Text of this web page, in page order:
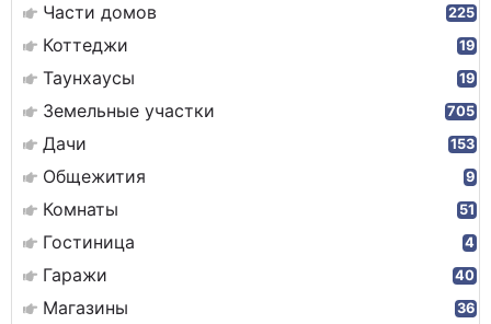
Части домов 225
Коттеджи 19
Таунхаусы 19
Земельные участки 705
Дачи 153
Общежития 9
Комнаты 51
Гостиница 4
Гаражи 40
Магазины 36